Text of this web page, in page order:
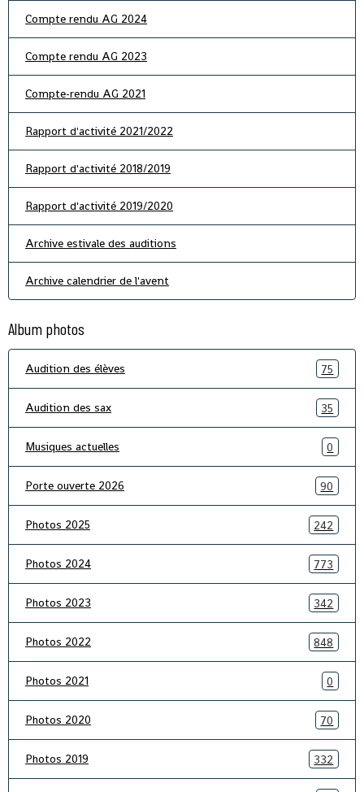
Compte rendu AG 2024
Compte rendu AG 2023
Compte-rendu AG 2021
Rapport d'activité 2021/2022
Rapport d'activité 2018/2019
Rapport d'activité 2019/2020
Archive estivale des auditions
Archive calendrier de l'avent
Album photos
Audition des élèves 75
Audition des sax 35
Musiques actuelles 0
Porte ouverte 2026 90
Photos 2025 242
Photos 2024 773
Photos 2023 342
Photos 2022 848
Photos 2021 0
Photos 2020 70
Photos 2019 332